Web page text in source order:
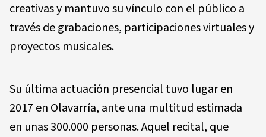
creativas y mantuvo su vínculo con el público a
través de grabaciones, participaciones virtuales y
proyectos musicales.
Su última actuación presencial tuvo lugar en
2017 en Olavarría, ante una multitud estimada
en unas 300.000 personas. Aquel recital, que